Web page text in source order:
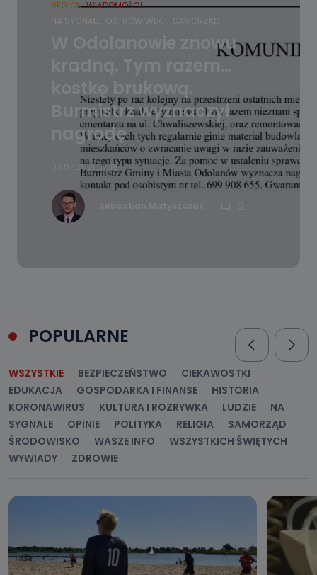
REGION WIADOMOŚCI
NA SYGNALE OSTRÓW WLKP. SAMORZĄD
W Odolanowie znowu
kostkę brukową.
Burmistrz wyznaczył
nagrodę
03.07.2021 07:18
POPULARNE
WSZYSTKIE BEZPIECZEŃSTWO
CIEKAWOSTKI
EDUKACJA
GOSPODARKA I FINANSE
HISTORIA
KORONAWIRUS
KULTURA I ROZRYWKA LUDZIE
NA
SYGNALE
OPINIE POLITYKA RELIGIA
SAMORZĄD
ŚRODOWISKO
WASZE INFO
WSZYSTKICH ŚWIĘTYCH
WYWIADY
ZDROWIE